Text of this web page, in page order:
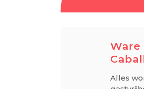
Ware
Alles